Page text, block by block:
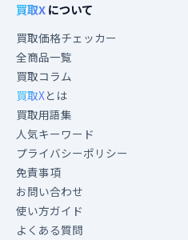
買取Xについて
買取価格チェッカー
全商品一覧
買取コラム
買取Xとは
買取用語集
人気キーワード
プライバシーポリシー
免責事項
お問い合わせ
使い方ガイド
よくある質問